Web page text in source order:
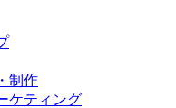
制作
ケティング